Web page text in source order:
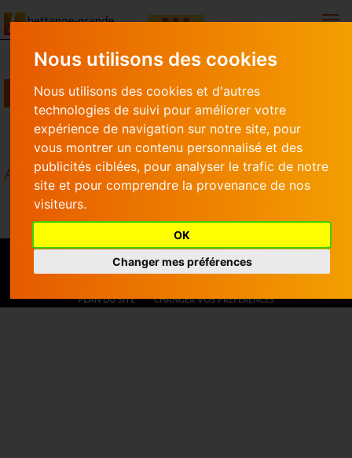
Nous utilisons des cookies
Nous utilisons des cookies et d'autres
technologies de suivi pour améliorer votre
expérience de navigation sur notre site, pour
vous montrer un contenu personnalisé et des
publicités ciblées, pour analyser le trafic de notre
site et pour comprendre la provenance de nos
visiteurs.
OK
Changer mes préférences
MES DÉMARCHES
Mes démarches AUTRES
AUTRES
PLAN DU SITE
CHANGER VOS PRÉFÉRENCES